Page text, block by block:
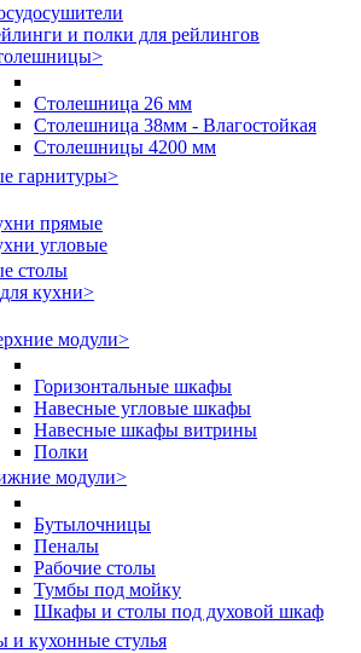
и полки для рейлингов
>
Столешница 26 мм
Столешница 38мм - Влагостойкая
Столешницы 4200 мм
гарнитуры>
прямые
угловые
столы
кухни>
модули>
Горизонтальные шкафы
Навесные угловые шкафы
Навесные шкафы витрины
Полки
модули>
Бутылочницы
Пеналы
Рабочие столы
Тумбы под мойку
Шкафы и столы под духовой шкаф
и кухонные стулья